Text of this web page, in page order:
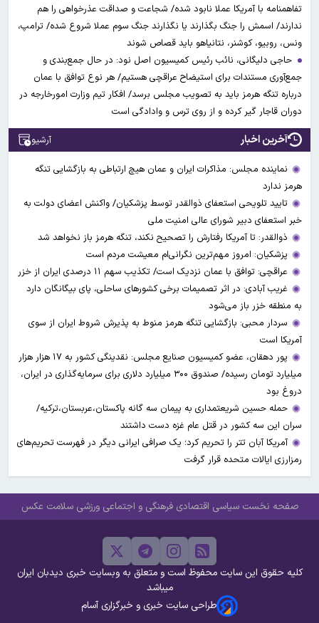
تفاهمنامه با آمریکا عملا نابود شده/ شجاعت و صداقت عذرخواهی را هم
ندارند/ اسمش را جنگ بگذارند یا نگذارند جنگ سوم عملا شروع شده/ ترامپ،
ونس، روبیو، کوشنر، نتانیاهو باید قصاص شوند
حاجی دلیگانی، نائب رئیس کمیسیون اصل نود: در حال جمع‌بندی و
جمع‌آوری مستندات برای استیضاح عراقچی هستیم/ هر نوع توافق با عمان
درباره تنگه هرمز باید به تصویب مجلس برسد/ افکار تیم وزارت امورخارجه در
دوران قاجار گیر کرده و از روی ترس و وادادگی است
آخرین اخبار آرشیو
نماینده مجلس: مذاکرات ایران و عمان هیچ ارتباطی به بازگشایی تنگه
هرمز ندارد
تایید تلویحی استعفای ذوالقدر توسط پزشکیان/ واکنش اعضای دولت به
خبر استعفای دبیر شورای عالی امنیت ملی
ذوالقدر: تا آمریکا رفتارش را تصحیح نکند، تنگه هرمز باز نخواهد شد
پزشکیان: امروز مهم‌ترین نگرانی‌ام معیشت مردم است
عراقچی: توافق با عمان نزدیک است/ تکذیب سهم ۱۱ درصدی ایران از خزر
غریب آبادی: در اثر تصمیمات برخی کشورهای ساحلی، پای بیگانگان دارد
به منطقه خزر باز می‌شود
سردار محبی: بازگشایی تنگه هرمز منوط به پذیرش شروط ایران از سوی
آمریکا است
پور دهقان، عضو کمیسیون صنایع مجلس: نقدینگی کشور به ۱۷ هزار هزار
میلیارد تومان رسیده/ صندوق ۳۰۰ میلیارد دلاری برای سرمایه‌گذاری در ایران،
دروغ بود
حمله حسین شریعتمداری به پیمان سه گانه پاکستان،عربستان،ترکیه/
سران این سه کشور در قتل عام غزه دست داشتند
آمریکا آبان تتر را تحریم کرد؛ یک صرافی ایرانی دیگر در فهرست تحریم‌های
رمزارزی ایالات متحده قرار گرفت
صفحه نخست سیاسی اقتصادی فرهنگی و اجتماعی ورزشی سلامت عکس
کلیه حقوق این سایت محفوظ است و متعلق به وبسایت خبری دیدبان ایران
میباشد
طراحی سایت خبری و خبرگزاری آسام